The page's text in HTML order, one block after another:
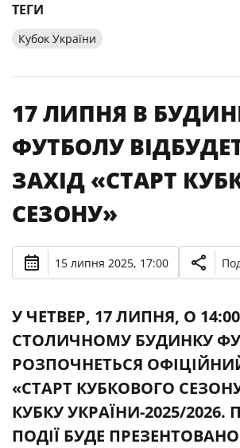
ТЕГИ
Кубок України
17 ЛИПНЯ В
ФУТБОЛУ
ЗАХІД «СТАРТ
СЕЗОНУ»
15 липня 2025, 17:00
У ЧЕТВЕР, 17 ЛИПНЯ, О
СТОЛИЧНОМУ БУДИНКУ
РОЗПОЧНЕТЬСЯ
«СТАРТ КУБКОВОГО
КУБКУ УКРАЇНИ-2025/2026.
ПОДІЇ БУДЕ ПРЕЗЕНТОВАНО